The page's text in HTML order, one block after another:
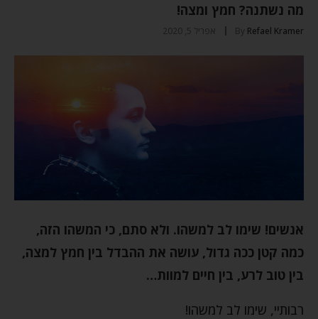
מה נשתנה? חמץ ומצה!
By Refael Kramer אפריל 5, 2020
אנשים! שימו לב למשהו. ולא סתם, כי המשהו הזה,
כמה קטן ככה גדול, עושה את ההבדל בין חמץ למצה,
בין טוב לרע, בין חיים למוות…
רבותיי, שימו לב למשהו!